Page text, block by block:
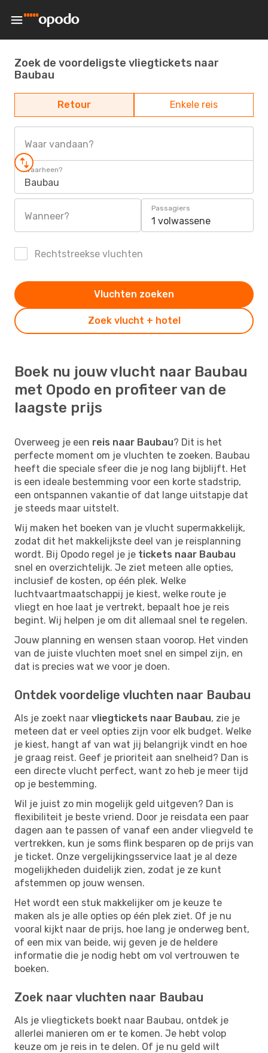
Zoek de voordeligste vliegtickets naar
Baubau
Retour Enkele reis
Waar vandaan?
Waarheen?
Baubau
Wanneer?
Passagiers
1 volwassene
Rechtstreekse vluchten
Zoek vlucht + hotel
Vluchten zoeken
Boek nu jouw vlucht naar Baubau
met Opodo en profiteer van de
laagste prijs
Overweeg je een reis naar Baubau? Dit is het
perfecte moment om je vluchten te zoeken. Baubau
heeft die speciale sfeer die je nog lang bijblijft. Het
is een ideale bestemming voor een korte stadstrip,
een ontspannen vakantie of dat lange uitstapje dat
je steeds maar uitstelt.
Wij maken het boeken van je vlucht supermakkelijk,
zodat dit het makkelijkste deel van je reisplanning
wordt. Bij Opodo regel je je tickets naar Baubau
snel en overzichtelijk. Je ziet meteen alle opties,
inclusief de kosten, op één plek. Welke
luchtvaartmaatschappij je kiest, welke route je
vliegt en hoe laat je vertrekt, bepaalt hoe je reis
begint. Wij helpen je om dit allemaal snel te regelen.
Jouw planning en wensen staan voorop. Het vinden
van de juiste vluchten moet snel en simpel zijn, en
dat is precies wat we voor je doen.
Ontdek voordelige vluchten naar Baubau
Als je zoekt naar vliegtickets naar Baubau, zie je
meteen dat er veel opties zijn voor elk budget. Welke
je kiest, hangt af van wat jij belangrijk vindt en hoe
je graag reist. Geef je prioriteit aan snelheid? Dan is
een directe vlucht perfect, want zo heb je meer tijd
op je bestemming.
Wil je juist zo min mogelijk geld uitgeven? Dan is
flexibiliteit je beste vriend. Door je reisdata een paar
dagen aan te passen of vanaf een ander vliegveld te
vertrekken, kun je soms flink besparen op de prijs van
je ticket. Onze vergelijkingsservice laat je al deze
mogelijkheden duidelijk zien, zodat je ze kunt
afstemmen op jouw wensen.
Het wordt een stuk makkelijker om je keuze te
maken als je alle opties op één plek ziet. Of je nu
vooral kijkt naar de prijs, hoe lang je onderweg bent,
of een mix van beide, wij geven je de heldere
informatie die je nodig hebt om vol vertrouwen te
boeken.
Zoek naar vluchten naar Baubau
Als je vliegtickets boekt naar Baubau, ontdek je
allerlei manieren om er te komen. Je hebt volop
keuze om je reis in te delen. Of je nu geld wilt